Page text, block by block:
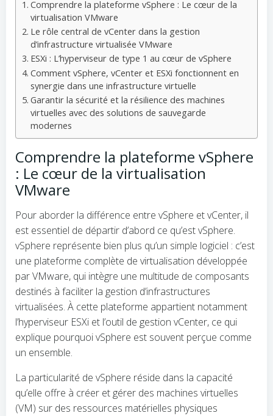
Comprendre la plateforme vSphere : Le cœur de la
virtualisation VMware
Le rôle central de vCenter dans la gestion
d’infrastructure virtualisée VMware
ESXi : L’hyperviseur de type 1 au cœur de vSphere
Comment vSphere, vCenter et ESXi fonctionnent en
synergie dans une infrastructure virtuelle
Garantir la sécurité et la résilience des machines
virtuelles avec des solutions de sauvegarde
modernes
Comprendre la plateforme vSphere
: Le cœur de la virtualisation
VMware
Pour aborder la différence entre vSphere et vCenter, il
est essentiel de départir d’abord ce qu’est vSphere.
vSphere représente bien plus qu’un simple logiciel : c’est
une plateforme complète de virtualisation développée
par VMware, qui intègre une multitude de composants
destinés à faciliter la gestion d’infrastructures
virtualisées. À cette plateforme appartient notamment
l’hyperviseur ESXi et l’outil de gestion vCenter, ce qui
explique pourquoi vSphere est souvent perçue comme
un ensemble.
La particularité de vSphere réside dans la capacité
qu’elle offre à créer et gérer des machines virtuelles
(VM) sur des ressources matérielles physiques